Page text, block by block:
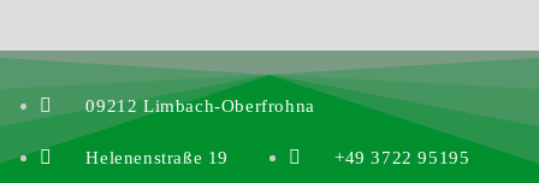
09212 Limbach-Oberfrohna
Helenenstraße 19 +49 3722 95195